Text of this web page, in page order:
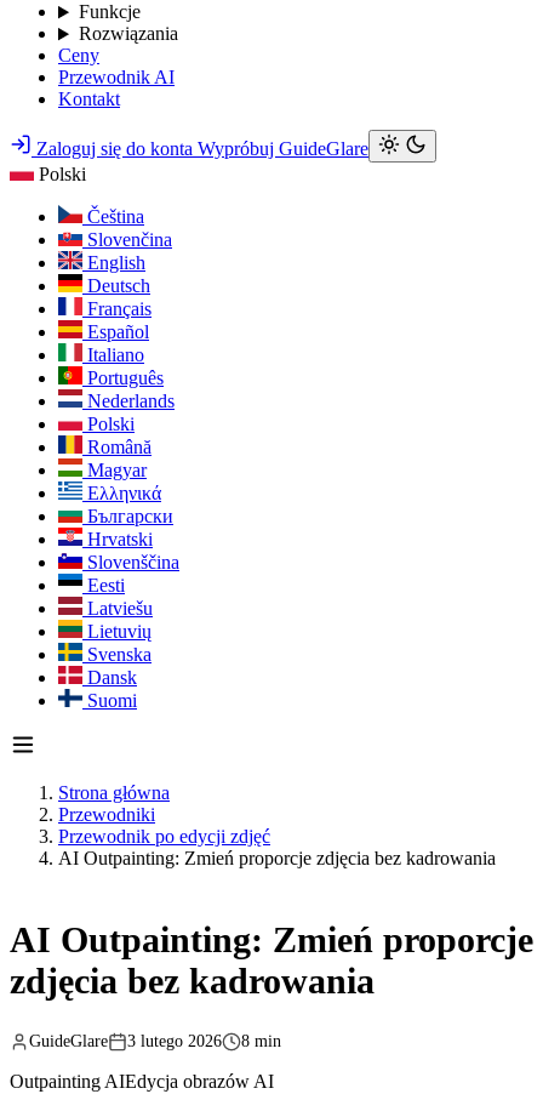
Funkcje
Rozwiązania
Ceny
Przewodnik AI
Kontakt
Zaloguj się do konta Wypróbuj GuideGlare
Polski
Čeština
Slovenčina
English
Deutsch
Français
Español
Italiano
Português
Nederlands
Polski
Română
Magyar
Ελληνικά
Български
Hrvatski
Slovenščina
Eesti
Latviešu
Lietuvių
Svenska
Dansk
Suomi
Strona główna
Przewodniki
Przewodnik po edycji zdjęć
AI Outpainting: Zmień proporcje zdjęcia bez kadrowania
AI Outpainting: Zmień proporcje
zdjęcia bez kadrowania
GuideGlare 3 lutego 2026 8 min
Outpainting AIEdycja obrazów AI